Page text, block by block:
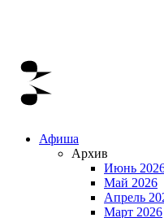
Афиша
Архив
Июнь
Май 2026
Апрель
Март 2026